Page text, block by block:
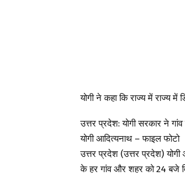
योगी ने कहा कि राज्य में राज्य
उत्तर प्रदेश: योगी सरकार ने
योगी आदित्यनाथ – फाइल फोटो
उत्तर प्रदेश (उत्तर प्रदेश)
के हर गांव और शहर को 24 बजे